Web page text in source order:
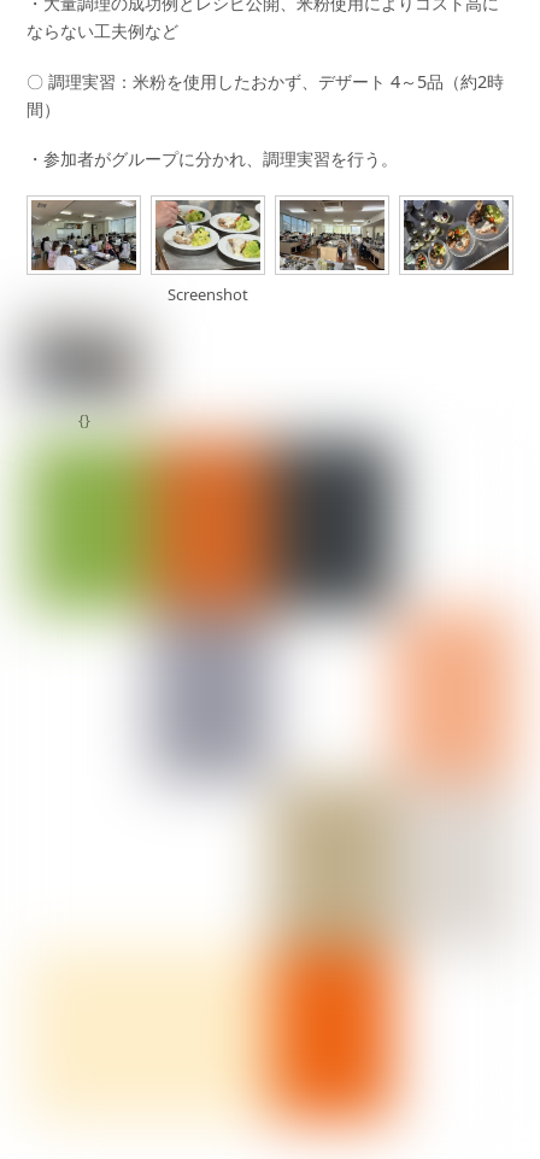
ならない工夫例など
〇 調理実習：米粉を使用したおかず、デザート 4～5品（約2時
間）
・参加者がグループに分かれ、調理実習を行う。
Screenshot
{}